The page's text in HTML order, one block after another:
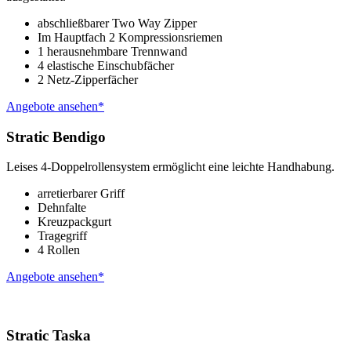
abschließbarer Two Way Zipper
Im Hauptfach 2 Kompressionsriemen
1 herausnehmbare Trennwand
4 elastische Einschubfächer
2 Netz-Zipperfächer
Angebote ansehen*
Stratic Bendigo
Leises 4-Doppelrollensystem ermöglicht eine leichte Handhabung.
arretierbarer Griff
Dehnfalte
Kreuzpackgurt
Tragegriff
4 Rollen
Angebote ansehen*
Stratic Taska